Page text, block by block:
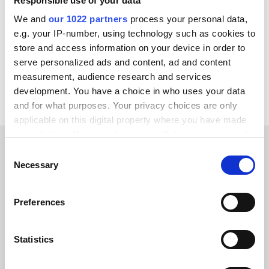
We and our 1022 partners process your personal data,
e.g. your IP-number, using technology such as cookies to
store and access information on your device in order to
serve personalized ads and content, ad and content
measurement, audience research and services
development. You have a choice in who uses your data
and for what purposes. Your privacy choices are only
applicable on this digital property where you have made
the Privacy trigger icon.
Collect information about your geographical location
Identify your device by actively scanning it for
Selection
Necessary
Preferences
Statistics
Zoho CRM
Amazon
SAP ECC - R/3 OpenAI Optimizely
Voir toutes les intégrations Vendavo
See what sets us apart in the
eyes of our customers